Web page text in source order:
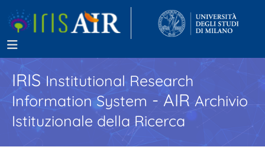
IRISInstitutional Research
Information System - AIR Archivio
Istituzionale della Ricerca